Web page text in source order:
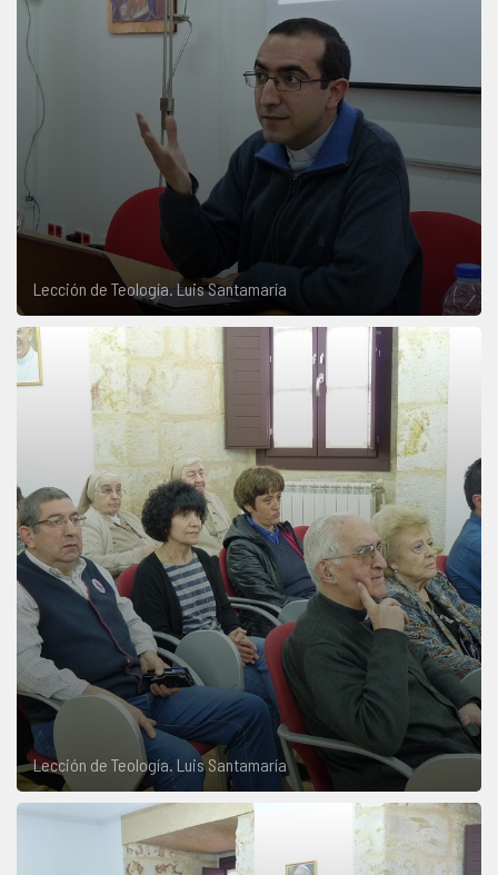
Lección de Teología. Luis Santamaría
Lección de Teología. Luis Santamaría